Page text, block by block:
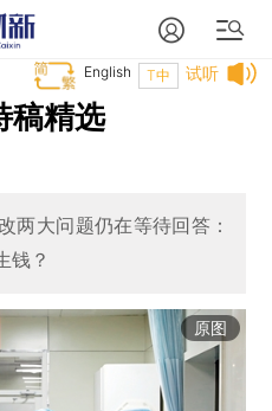
试听
T中
English
稿精选
两大问题仍在等待回答：
钱？
原图